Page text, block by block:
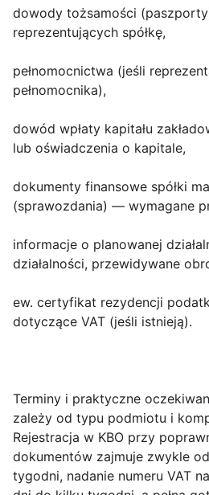
dowody tożsamości
reprezentujących spółkę,
pełnomocnictwa (jeśli
pełnomocnika),
dowód wpłaty kapitału
lub oświadczenia o kapitale,
dokumenty finansowe spółki
(sprawozdania) — wymagane
informacje o planowanej
działalności, przewidywane
ew. certyfikat rezydencji
dotyczące VAT (jeśli istnieją).
Terminy i praktyczne
zależy od typu podmiotu i
Rejestracja w KBO przy
dokumentów zajmuje zwykle
tygodni, nadanie numeru VAT